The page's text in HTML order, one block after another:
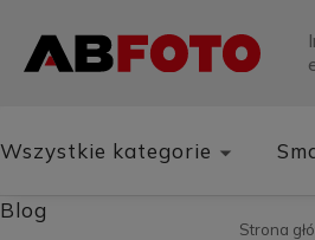
Wszystkie kategorie
Blog
Strona